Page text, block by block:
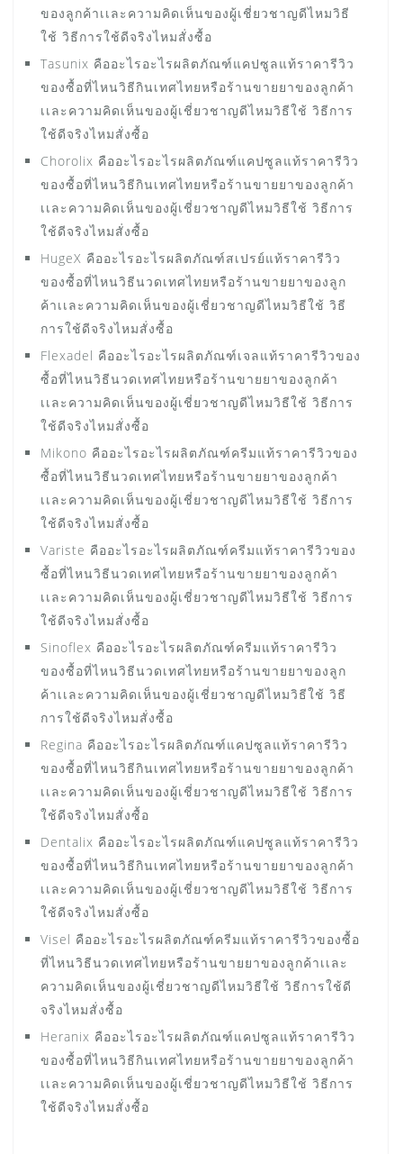
ของลูกค้าเเละความคิดเห็นของผู้เชี่ยวชาญดีไหมวิธี
ใช้ วิธีการใช้ดีจริงไหมสั่งซื้อ
Tasunix คืออะไรอะไรผลิตภัณฑ์แคปซูลแท้ราคารีวิว
ของซื้อที่ไหนวิธีกินเทศไทยหรือร้านขายยาของลูกค้า
เเละความคิดเห็นของผู้เชี่ยวชาญดีไหมวิธีใช้ วิธีการ
ใช้ดีจริงไหมสั่งซื้อ
Chorolix คืออะไรอะไรผลิตภัณฑ์แคปซูลแท้ราคารีวิว
ของซื้อที่ไหนวิธีกินเทศไทยหรือร้านขายยาของลูกค้า
เเละความคิดเห็นของผู้เชี่ยวชาญดีไหมวิธีใช้ วิธีการ
ใช้ดีจริงไหมสั่งซื้อ
HugeX คืออะไรอะไรผลิตภัณฑ์สเปรย์แท้ราคารีวิว
ของซื้อที่ไหนวิธีนวดเทศไทยหรือร้านขายยาของลูก
ค้าเเละความคิดเห็นของผู้เชี่ยวชาญดีไหมวิธีใช้ วิธี
การใช้ดีจริงไหมสั่งซื้อ
Flexadel คืออะไรอะไรผลิตภัณฑ์เจลแท้ราคารีวิวของ
ซื้อที่ไหนวิธีนวดเทศไทยหรือร้านขายยาของลูกค้า
เเละความคิดเห็นของผู้เชี่ยวชาญดีไหมวิธีใช้ วิธีการ
ใช้ดีจริงไหมสั่งซื้อ
Mikono คืออะไรอะไรผลิตภัณฑ์ครีมแท้ราคารีวิวของ
ซื้อที่ไหนวิธีนวดเทศไทยหรือร้านขายยาของลูกค้า
เเละความคิดเห็นของผู้เชี่ยวชาญดีไหมวิธีใช้ วิธีการ
ใช้ดีจริงไหมสั่งซื้อ
Variste คืออะไรอะไรผลิตภัณฑ์ครีมแท้ราคารีวิวของ
ซื้อที่ไหนวิธีนวดเทศไทยหรือร้านขายยาของลูกค้า
เเละความคิดเห็นของผู้เชี่ยวชาญดีไหมวิธีใช้ วิธีการ
ใช้ดีจริงไหมสั่งซื้อ
Sinoflex คืออะไรอะไรผลิตภัณฑ์ครีมแท้ราคารีวิว
ของซื้อที่ไหนวิธีนวดเทศไทยหรือร้านขายยาของลูก
ค้าเเละความคิดเห็นของผู้เชี่ยวชาญดีไหมวิธีใช้ วิธี
การใช้ดีจริงไหมสั่งซื้อ
Regina คืออะไรอะไรผลิตภัณฑ์แคปซูลแท้ราคารีวิว
ของซื้อที่ไหนวิธีกินเทศไทยหรือร้านขายยาของลูกค้า
เเละความคิดเห็นของผู้เชี่ยวชาญดีไหมวิธีใช้ วิธีการ
ใช้ดีจริงไหมสั่งซื้อ
Dentalix คืออะไรอะไรผลิตภัณฑ์แคปซูลแท้ราคารีวิว
ของซื้อที่ไหนวิธีกินเทศไทยหรือร้านขายยาของลูกค้า
เเละความคิดเห็นของผู้เชี่ยวชาญดีไหมวิธีใช้ วิธีการ
ใช้ดีจริงไหมสั่งซื้อ
Visel คืออะไรอะไรผลิตภัณฑ์ครีมแท้ราคารีวิวของซื้อ
ที่ไหนวิธีนวดเทศไทยหรือร้านขายยาของลูกค้าเเละ
ความคิดเห็นของผู้เชี่ยวชาญดีไหมวิธีใช้ วิธีการใช้ดี
จริงไหมสั่งซื้อ
Heranix คืออะไรอะไรผลิตภัณฑ์แคปซูลแท้ราคารีวิว
ของซื้อที่ไหนวิธีกินเทศไทยหรือร้านขายยาของลูกค้า
เเละความคิดเห็นของผู้เชี่ยวชาญดีไหมวิธีใช้ วิธีการ
ใช้ดีจริงไหมสั่งซื้อ